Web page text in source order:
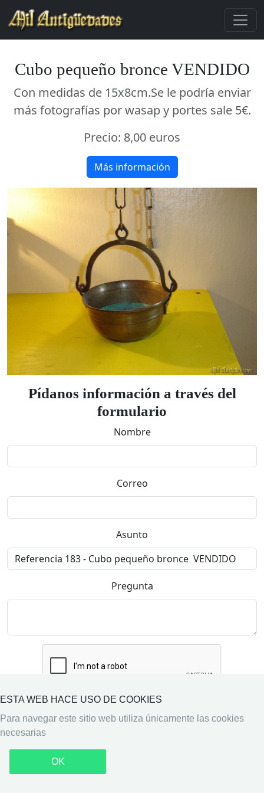
Cubo pequeño bronce VENDIDO
Con medidas de 15x8cm.Se le podría enviar
más fotografías por wasap y portes sale 5€.
Precio: 8,00 euros
Más información
Pídanos información a través del
formulario
Nombre
Correo
Asunto
Pregunta
Enviar
Copyright © 2026 Mil Antigüedades
Términos y condiciones
ESTA WEB HACE USO DE COOKIES
Para navegar este sitio web utiliza únicamente las cookies
necesarias
OK